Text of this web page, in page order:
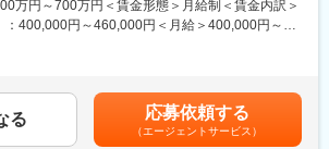
情報の調査、報告、戦略立案いただき、利益拡大
成長中】：1966年に世界に先駆けて、歯科用マイ
ーを開発して以来、毎年、順調に業績を伸ばせて
禍の影響からも回復しています。欧米の主要先進
獲得につながっております。
合わせた商品提案
との打ち合わせによる商品仕様の提案
ト・オンライン会議にて英語を使用します。
万円～700万円＜賃金形態＞月給制＜賃金内訳＞
：400,000円～460,000円＜月給＞400,000円～
じて上下する可能性があります。月給(月額)は固定
記です。
る 応募依頼する
（エージェントサービス）